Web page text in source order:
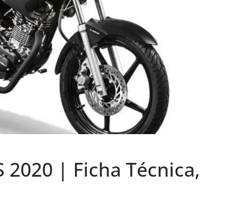
2020 | Ficha Técnica,